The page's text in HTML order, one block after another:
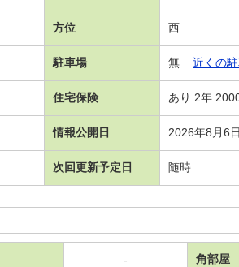
方位 西
駐車場 無 近くの
住宅保険 あり 2年
情報公開日 2026年8月6日
次回更新予定日 随時
- 角部屋